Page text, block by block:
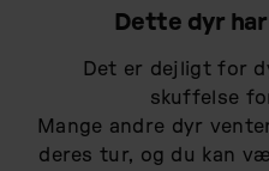
Dette dyr
Det er dejligt for
skuffelse
Mange andre dyr
deres tur, og du kan